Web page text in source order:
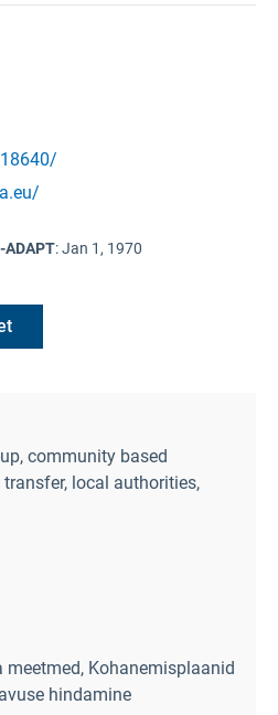
:Jan 1, 1970
community based
local authorities,
meetmed, Kohanemisplaanid
hindamine